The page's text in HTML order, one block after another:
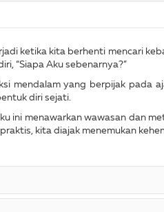
ketika kita berhenti mencari
“Siapa Aku sebenarnya?”
mendalam yang berpijak pada
diri sejati.
ini menawarkan wawasan dan
kita diajak menemukan